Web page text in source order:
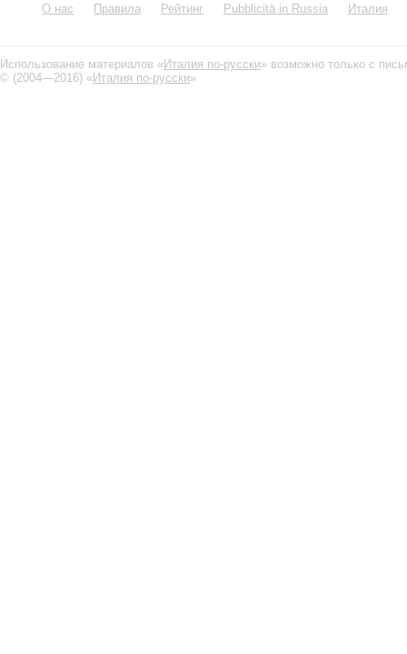
О нас Правила Рейтинг Pubblicità in Russia Италия
Использование материалов «Италия по-русски» возможно только с
© (2004—2016) «Италия по-русски»